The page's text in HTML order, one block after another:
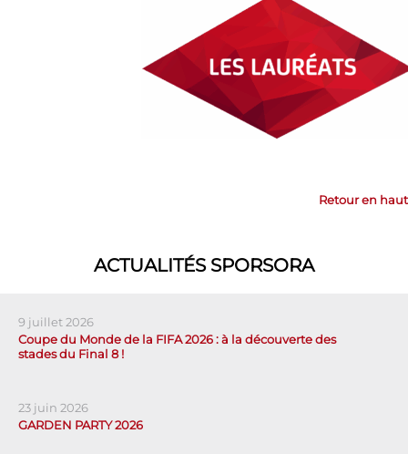
Retour en haut
ACTUALITÉS SPORSORA
9 juillet 2026
Coupe du Monde de la FIFA 2026 : à la découverte des
stades du Final 8 !
23 juin 2026
GARDEN PARTY 2026